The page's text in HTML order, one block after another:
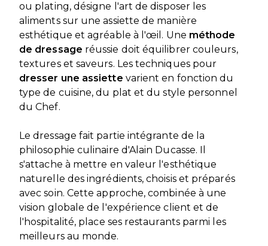
ou plating, désigne l'art de disposer les
aliments sur une assiette de manière
esthétique et agréable à l'œil. Une méthode
de dressage réussie doit équilibrer couleurs,
textures et saveurs. Les techniques pour
dresser une assiette varient en fonction du
type de cuisine, du plat et du style personnel
du Chef.
Le dressage fait partie intégrante de la
philosophie culinaire d'Alain Ducasse. Il
s'attache à mettre en valeur l'esthétique
naturelle des ingrédients, choisis et préparés
avec soin. Cette approche, combinée à une
vision globale de l'expérience client et de
l'hospitalité, place ses restaurants parmi les
meilleurs au monde.